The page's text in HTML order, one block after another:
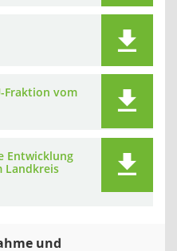
Fraktion vom
Entwicklung
Landkreis
und